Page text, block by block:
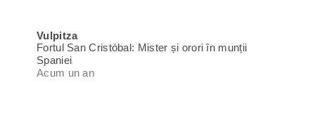
Vulpitza
Fortul San Cristóbal: Mister și orori în munții
Spaniei
Acum un an